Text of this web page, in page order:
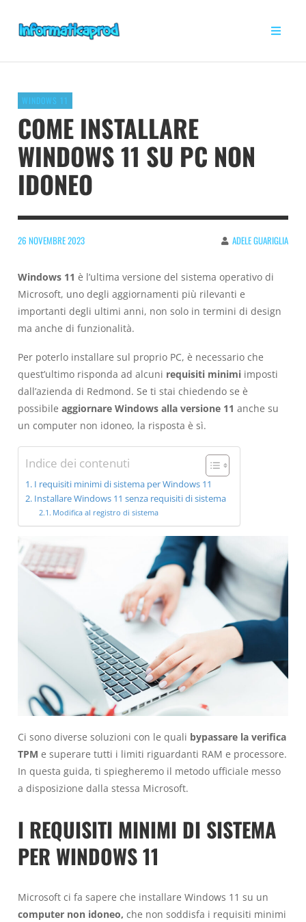
WINDOWS 11
COME INSTALLARE
WINDOWS 11 SU PC NON
IDONEO
26 NOVEMBRE 2023 ADELE GUARIGLIA
Windows 11 è l’ultima versione del sistema operativo di
Microsoft, uno degli aggiornamenti più rilevanti e
importanti degli ultimi anni, non solo in termini di design
ma anche di funzionalità.
Per poterlo installare sul proprio PC, è necessario che
quest’ultimo risponda ad alcuni requisiti minimi imposti
dall’azienda di Redmond. Se ti stai chiedendo se è
possibile aggiornare Windows alla versione 11 anche su
un computer non idoneo, la risposta è sì.
Indice dei contenuti
I requisiti minimi di sistema per Windows 11
Installare Windows 11 senza requisiti di sistema
Modifica al registro di sistema
Ci sono diverse soluzioni con le quali bypassare la verifica
TPM e superare tutti i limiti riguardanti RAM e processore.
In questa guida, ti spiegheremo il metodo ufficiale messo
a disposizione dalla stessa Microsoft.
I REQUISITI MINIMI DI SISTEMA
PER WINDOWS 11
Microsoft ci fa sapere che installare Windows 11 su un
computer non idoneo, che non soddisfa i requisiti minimi